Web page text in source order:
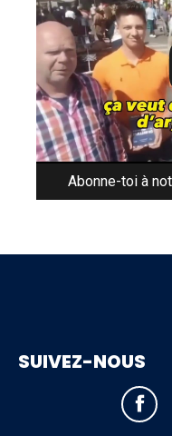
Abonne-toi à
SUIVEZ-NOUS